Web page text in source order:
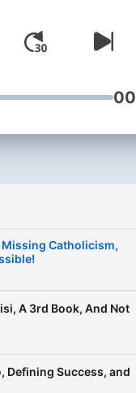
Catholicism,
A 3rd Book, And Not
Defining Success, and